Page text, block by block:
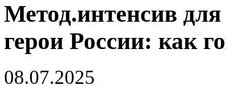
Метод.интенсив
герои России: как
08.07.2025